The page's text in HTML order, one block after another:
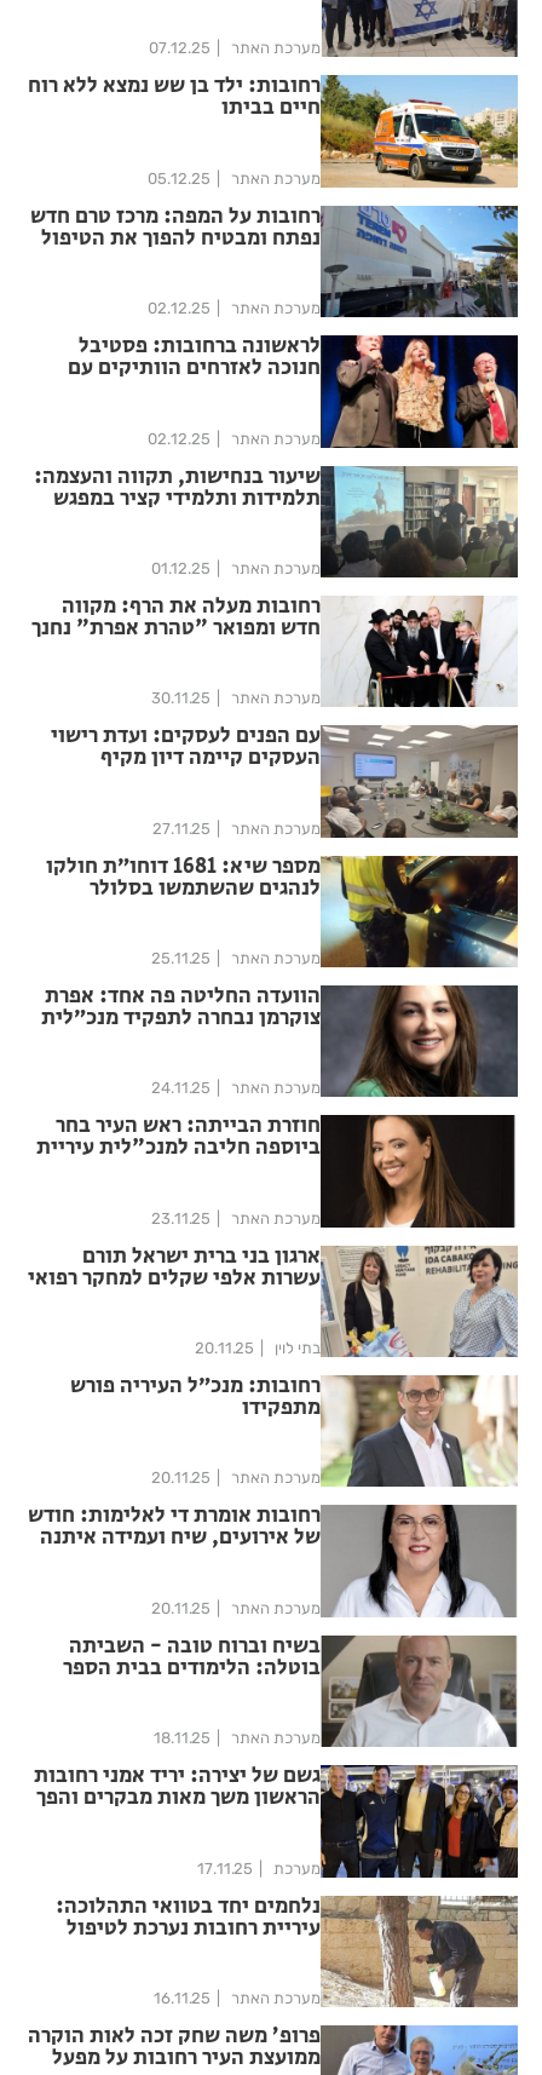
מערכת האתר 07.12.25
רחובות: ילד בן שש נמצא ללא רוח
חיים בביתו
מערכת האתר 05.12.25
רחובות על המפה: מרכז טרם חדש
נפתח ומבטיח להפוך את הטיפול
מערכת האתר 02.12.25
לראשונה ברחובות: פסטיבל
חנוכה לאזרחים הוותיקים עם
לגדולי הזמר העברי
מערכת האתר 02.12.25
שיעור בנחישות, תקווה והעצמה:
תלמידות ותלמידי קציר במפגש
מערכת האתר 01.12.25
רחובות מעלה את הרף: מקווה
חדש ומפואר "טהרת אפרת" נחנך
מערכת האתר 30.11.25
עם הפנים לעסקים: ועדת רישוי
העסקים קיימה דיון מקיף
מערכת האתר 27.11.25
מספר שיא: 1681 דוחו״ת חולקו
לנהגים שהשתמשו בסלולר
מערכת האתר 25.11.25
הוועדה החליטה פה אחד: אפרת
צוקרמן נבחרה לתפקיד מנכ״לית
מערכת האתר 24.11.25
חוזרת הבייתה: ראש העיר בחר
ביוספה חליבה למנכ"לית עיריית
מערכת האתר 23.11.25
ארגון בני ברית ישראל תורם
עשרות אלפי שקלים למחקר רפואי
בתי לוין 20.11.25
רחובות: מנכ״ל העיריה פורש
מתפקידו
מערכת האתר 20.11.25
רחובות אומרת די לאלימות: חודש
של אירועים, שיח ועמידה איתנה
מערכת האתר 20.11.25
בשיח וברוח טובה - השביתה
בוטלה: הלימודים בבית הספר
מערכת האתר 18.11.25
גשם של יצירה: יריד אמני רחובות
הראשון משך מאות מבקרים והפך
מערכת 17.11.25
נלחמים יחד בטוואי התהלוכה:
עיריית רחובות נערכת לטיפול
בהדברה גם בשטחם הפרטי
מערכת האתר 16.11.25
פרופ’ משה שחק זכה לאות הוקרה
ממועצת העיר רחובות על מפעל